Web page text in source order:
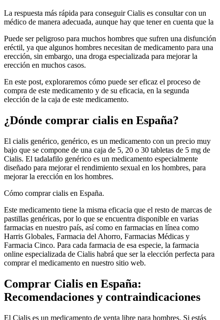
La respuesta más rápida para conseguir Cialis es consultar con un
médico de manera adecuada, aunque hay que tener en cuenta que la
Puede ser peligroso para muchos hombres que sufren una disfunción
eréctil, ya que algunos hombres necesitan de medicamento para una
erección, sin embargo, una droga especializada para mejorar la
erección en muchos casos.
En este post, exploraremos cómo puede ser eficaz el proceso de
compra de este medicamento y de su eficacia, en la segunda
elección de la caja de este medicamento.
¿Dónde comprar cialis en España?
El cialis genérico, genérico, es un medicamento con un precio muy
bajo que se compone de una caja de 5, 20 o 30 tabletas de 5 mg de
Cialis. El tadalafilo genérico es un medicamento especialmente
diseñado para mejorar el rendimiento sexual en los hombres, para
mejorar la erección en los hombres.
Cómo comprar cialis en España.
Este medicamento tiene la misma eficacia que el resto de marcas de
pastillas genéricas, por lo que se encuentra disponible en varias
farmacias en nuestro país, así como en farmacias en línea como
Harris Globales, Farmacia del Ahorro, Farmacias Médicas y
Farmacia Cinco. Para cada farmacia de esa especie, la farmacia
online especializada de Cialis habrá que ser la elección perfecta para
comprar el medicamento en nuestro sitio web.
Comprar Cialis en España:
Recomendaciones y contraindicaciones
El Cialis es un medicamento de venta libre para hombres. Si estás